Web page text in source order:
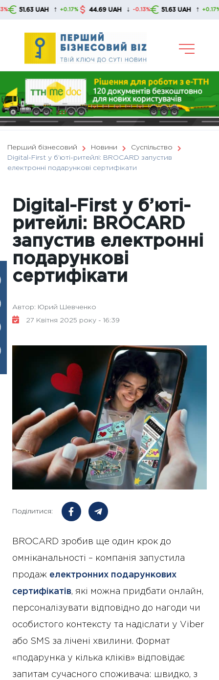
Skip
UAH ↑ +0.17% 44.69 UAH ↓ -0.13% 51.63 UAH ↑ +0.17%
Перший бізнесовий Новини
Суспільство
Digital-First у б’юті-ритейлі: BROCARD запустив
електронні подарункові сертифікати
Digital-First у б’юті-
ритейлі: BROCARD
запустив електронні
подарункові
сертифікати
Автор: Юрий Шевченко
27 Квітня 2025 року - 16:39
Поділитися:
BROCARD зробив ще один крок до
омніканальності – компанія запустила
продаж електронних подарункових
сертифікатів, які можна придбати онлайн,
персоналізувати відповідно до нагоди чи
особистого контексту та надіслати у Viber
або SMS за лічені хвилини. Формат
«подарунка у кілька кліків» відповідає
запитам сучасного споживача: швидко, з